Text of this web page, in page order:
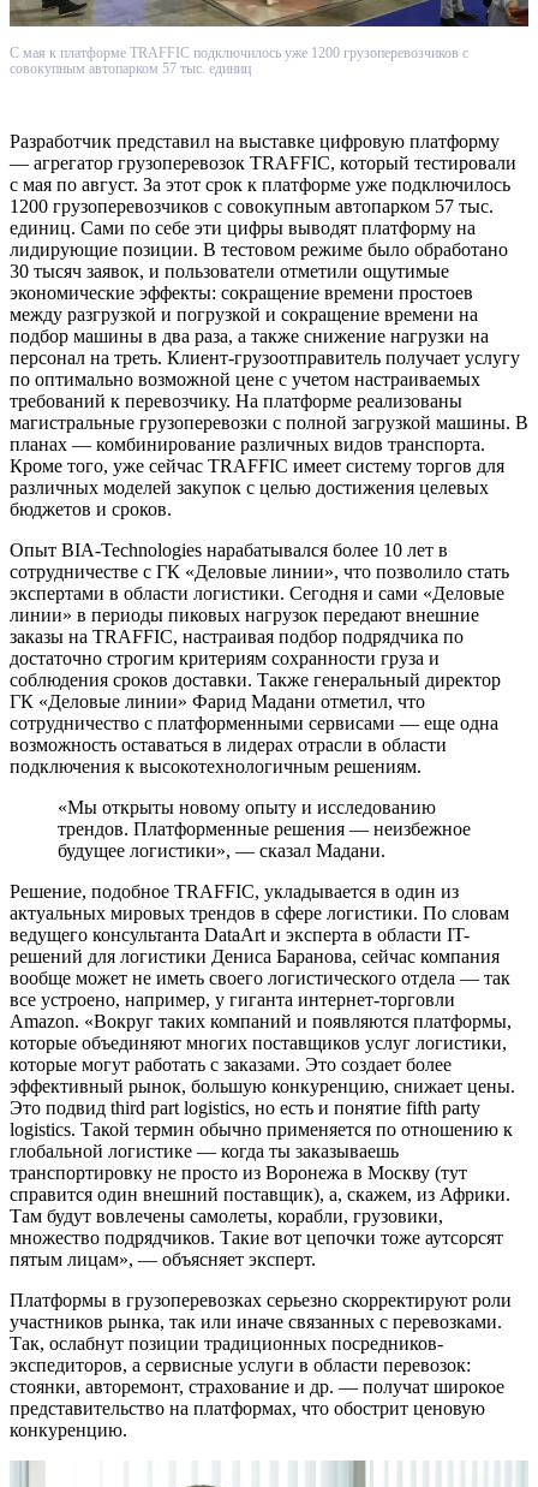
С мая к платформе TRAFFIC подключилось уже 1200 грузоперевозчиков с
совокупным автопарком 57 тыс. единиц
Разработчик представил на выставке цифровую платформу
— агрегатор грузоперевозок TRAFFIC, который тестировали
с мая по август. За этот срок к платформе уже подключилось
1200 грузоперевозчиков с совокупным автопарком 57 тыс.
единиц. Сами по себе эти цифры выводят платформу на
лидирующие позиции. В тестовом режиме было обработано
30 тысяч заявок, и пользователи отметили ощутимые
экономические эффекты: сокращение времени простоев
между разгрузкой и погрузкой и сокращение времени на
подбор машины в два раза, а также снижение нагрузки на
персонал на треть. Клиент-грузоотправитель получает услугу
по оптимально возможной цене с учетом настраиваемых
требований к перевозчику. На платформе реализованы
магистральные грузоперевозки с полной загрузкой машины. В
планах — комбинирование различных видов транспорта.
Кроме того, уже сейчас TRAFFIC имеет систему торгов для
различных моделей закупок с целью достижения целевых
бюджетов и сроков.
Опыт BIA-Technologies нарабатывался более 10 лет в
сотрудничестве с ГК «Деловые линии», что позволило стать
экспертами в области логистики. Сегодня и сами «Деловые
линии» в периоды пиковых нагрузок передают внешние
заказы на TRAFFIC, настраивая подбор подрядчика по
достаточно строгим критериям сохранности груза и
соблюдения сроков доставки. Также генеральный директор
ГК «Деловые линии» Фарид Мадани отметил, что
сотрудничество с платформенными сервисами — еще одна
возможность оставаться в лидерах отрасли в области
подключения к высокотехнологичным решениям.
«Мы открыты новому опыту и исследованию
трендов. Платформенные решения — неизбежное
будущее логистики», — сказал Мадани.
Решение, подобное TRAFFIC, укладывается в один из
актуальных мировых трендов в сфере логистики. По словам
ведущего консультанта DataArt и эксперта в области IT-
решений для логистики Дениса Баранова, сейчас компания
вообще может не иметь своего логистического отдела — так
все устроено, например, у гиганта интернет-торговли
Amazon. «Вокруг таких компаний и появляются платформы,
которые объединяют многих поставщиков услуг логистики,
которые могут работать с заказами. Это создает более
эффективный рынок, большую конкуренцию, снижает цены.
Это подвид third part logistics, но есть и понятие fifth party
logistics. Такой термин обычно применяется по отношению к
глобальной логистике — когда ты заказываешь
транспортировку не просто из Воронежа в Москву (тут
справится один внешний поставщик), а, скажем, из Африки.
Там будут вовлечены самолеты, корабли, грузовики,
множество подрядчиков. Такие вот цепочки тоже аутсорсят
пятым лицам», — объясняет эксперт.
Платформы в грузоперевозках серьезно скорректируют роли
участников рынка, так или иначе связанных с перевозками.
Так, ослабнут позиции традиционных посредников-
экспедиторов, а сервисные услуги в области перевозок:
стоянки, авторемонт, страхование и др. — получат широкое
представительство на платформах, что обострит ценовую
конкуренцию.